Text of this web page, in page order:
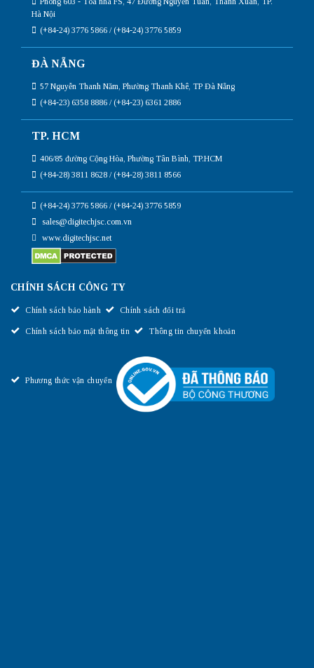
Hà Nội
(+84-24) 3776 5866 / (+84-24) 3776 5859
ĐÀ NẴNG
57 Nguyễn Thanh Năm, Phường Thanh Khê, TP Đà Nẵng
(+84-23) 6358 8886 / (+84-23) 6361 2886
TP. HCM
406/85 đường Cộng Hòa, Phường Tân Bình, TP.HCM
(+84-28) 3811 8628 / (+84-28) 3811 8566
(+84-24) 3776 5866 / (+84-24) 3776 5859
sales@digitechjsc.com.vn
www.digitechjsc.net
CHÍNH SÁCH CÔNG TY
Chính sách bảo hành Chính sách đổi trả
Chính sách bảo mật thông tin Thông tin chuyển khoản
Phương thức vận chuyển